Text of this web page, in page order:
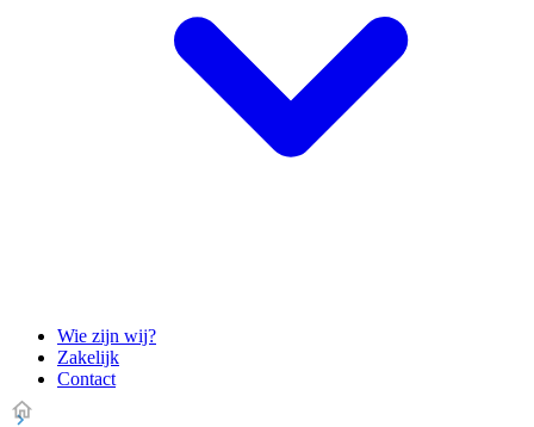
Wie zijn wij?
Zakelijk
Contact